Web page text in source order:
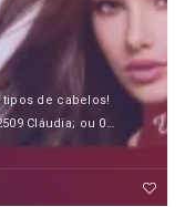
de cabelos!
ou 07465196886 Sol